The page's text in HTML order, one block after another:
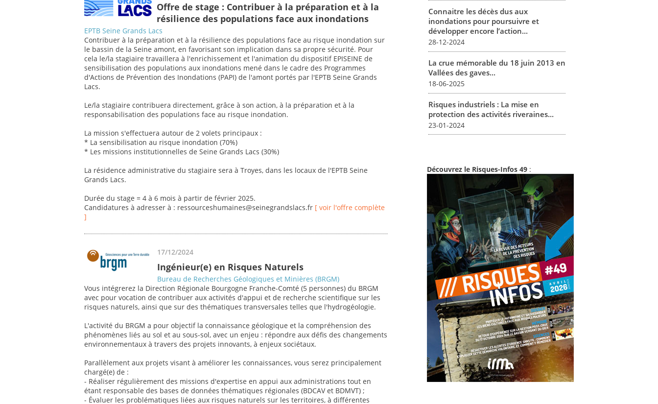
Offre de stage : Contribuer à la préparation et à la
résilience des populations face aux inondations
EPTB Seine Grands Lacs
Contribuer à la préparation et à la résilience des populations face au risque inondation sur
le bassin de la Seine amont, en favorisant son implication dans sa propre sécurité. Pour
cela le/la stagiaire travaillera à l'enrichissement et l'animation du dispositif EPISEINE de
sensibilisation des populations aux inondations mené dans le cadre des Programmes
d'Actions de Prévention des Inondations (PAPI) de l'amont portés par l'EPTB Seine Grands
Lacs.
Le/la stagiaire contribuera directement, grâce à son action, à la préparation et à la
responsabilisation des populations face au risque inondation.
La mission s'effectuera autour de 2 volets principaux :
* La sensibilisation au risque inondation (70%)
* Les missions institutionnelles de Seine Grands Lacs (30%)
La résidence administrative du stagiaire sera à Troyes, dans les locaux de l'EPTB Seine
Grands Lacs.
Durée du stage = 4 à 6 mois à partir de février 2025.
Candidatures à adresser à : ressourceshumaines@seinegrandslacs.fr [ voir l'offre complète
]
17/12/2024
Ingénieur(e) en Risques Naturels
Bureau de Recherches Géologiques et Minières (BRGM)
Vous intégrerez la Direction Régionale Bourgogne Franche-Comté (5 personnes) du BRGM
avec pour vocation de contribuer aux activités d'appui et de recherche scientifique sur les
risques naturels, ainsi que sur des thématiques transversales telles que l'hydrogéologie.
L'activité du BRGM a pour objectif la connaissance géologique et la compréhension des
phénomènes liés au sol et au sous-sol, avec un enjeu : répondre aux défis des changements
environnementaux à travers des projets innovants, à enjeux sociétaux.
Parallèlement aux projets visant à améliorer les connaissances, vous serez principalement
chargé(e) de :
- Réaliser régulièrement des missions d'expertise en appui aux administrations tout en
étant responsable des bases de données thématiques régionales (BDCAV et BDMVT) ;
- Évaluer les problématiques liées aux risques naturels sur les territoires, à différentes
Connaitre les décès dus aux
inondations pour poursuivre et
développer encore l’action...
28-12-2024
La crue mémorable du 18 juin 2013 en
Vallées des gaves...
18-06-2025
Risques industriels : La mise en
protection des activités riveraines...
23-01-2024
Découvrez le Risques-Infos 49 :